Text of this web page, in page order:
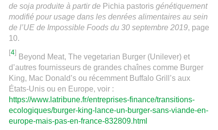
de soja produite à partir de Pichia pastoris génétiquement
modifié pour usage dans les denrées alimentaires au sein
de l’UE de Impossible Foods du 30 septembre 2019, page
10.
[4]
Beyond Meat, The vegetarian Burger (Unilever) et
d’autres fournisseurs de grandes chaînes comme Burger
King, Mac Donald’s ou récemment Buffalo Grill’s aux
États-Unis ou en Europe, voir :
https://www.latribune.fr/entreprises-finance/transitions-
ecologiques/burger-king-lance-un-burger-sans-viande-en-
europe-mais-pas-en-france-832809.html